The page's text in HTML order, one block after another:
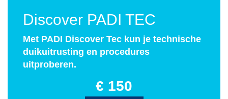
Discover PADI TEC
Met PADI Discover Tec kun je technische
duikuitrusting en procedures
uitproberen.
€ 150